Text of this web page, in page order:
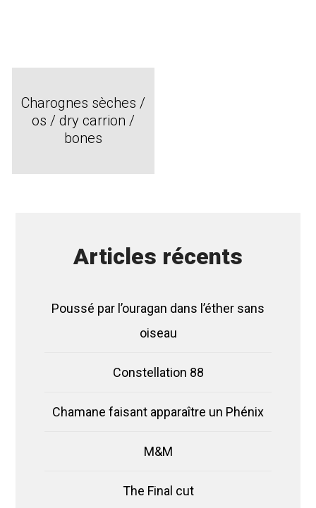
Charognes sèches /
os / dry carrion /
bones
Articles récents
Poussé par l’ouragan dans l’éther sans
oiseau
Constellation 88
Chamane faisant apparaître un Phénix
M&M
The Final cut